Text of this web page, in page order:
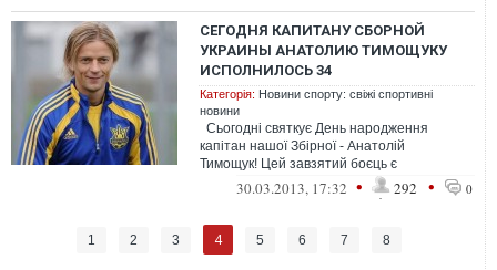
СЕГОДНЯ КАПИТАНУ СБОРНОЙ
УКРАИНЫ АНАТОЛИЮ ТИМОЩУКУ
ИСПОЛНИЛОСЬ 34
Категорія: Новини спорту: свіжі спортивні
новини
Сьогодні святкує День народження
капітан нашoї Збірної - Анатолій
Тимощук! Цей завзятий боєць є
абсолютним рекордсменом за кількістю
30.03.2013, 17:32 • 292 • 0
1 2 3 4 5 6 7 8